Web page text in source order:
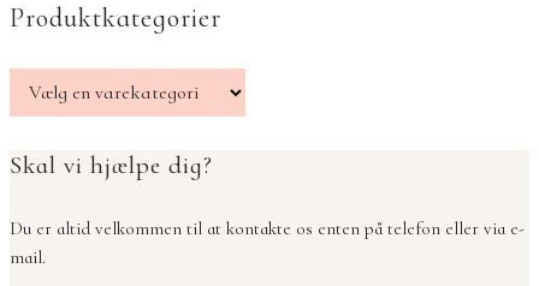
Produktkategorier
Skal vi hjælpe dig?
Du er altid velkommen til at kontakte os enten på telefon eller via e-
mail.